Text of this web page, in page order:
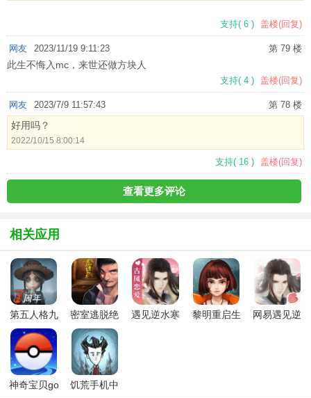
支持( 6 ) 盖楼(回复)
第 79 楼
网友 2023/11/19 9:11:23
此生不悔入mc，来世还做方块人
支持( 4 ) 盖楼(回复)
第 78 楼
网友 2023/7/9 11:57:43
好用吗？
2022/10/15 8:00:14
支持( 16 ) 盖楼(回复)
查看更多评论
相关应用
第五人格九
游版
密室逃脱绝
境系列7印
加古城官方
正版
遇见逆水寒
黎明重启生
网易遇见逆
神奇宝贝go
饥荒手机中